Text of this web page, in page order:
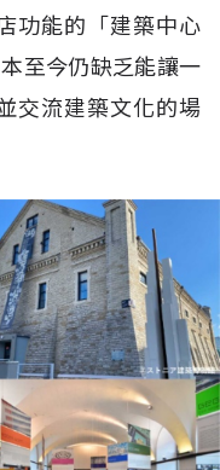
功能的「建築中心
至今仍缺乏能讓一
交流建築文化的場